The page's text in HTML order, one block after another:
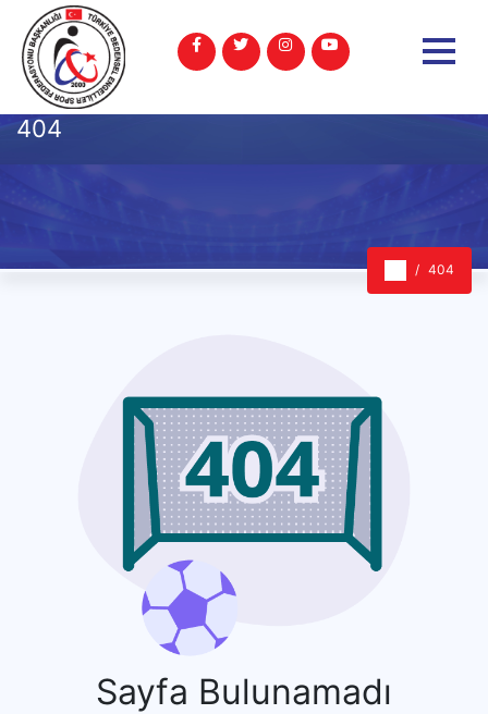
404
404
Sayfa Bulunamadı